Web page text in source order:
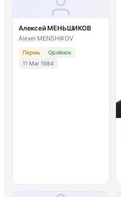
Алексей МЕНЬШИКОВ
Alexei MENSHIKOV
Пермь
Орлёнок
11 Mar 1984